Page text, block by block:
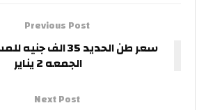
Previous Post
سعر طن الحديد 35
الجمعه 2 يناير
Next Post